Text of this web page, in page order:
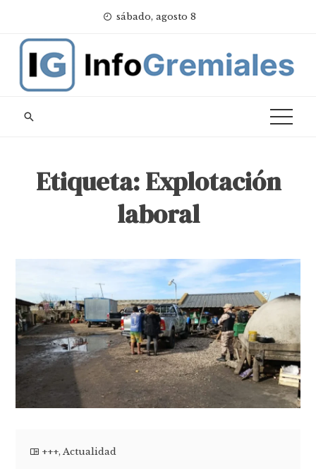
content
sábado, agosto 8
Etiqueta:Explotación
laboral
+++,Actualidad